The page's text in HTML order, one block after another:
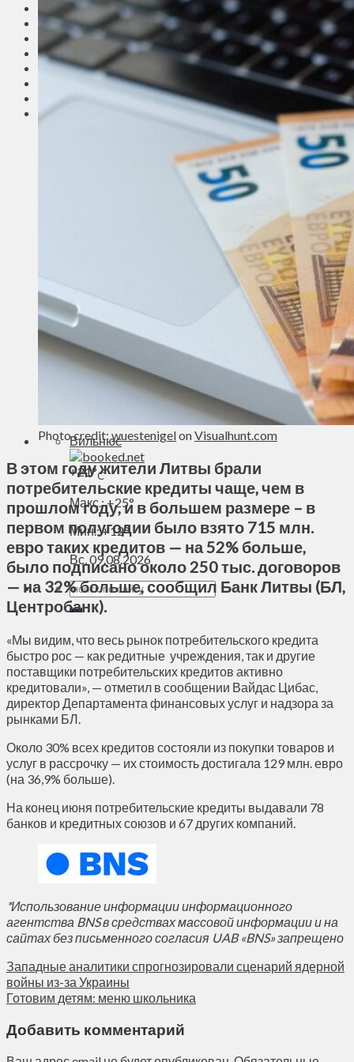
Соседи
Транспорт
Выбор читателей
Калейдоскоп
Армия
Сейм Литвы
Культура
Больше
Выборы
Агроновости
Едим дома
Ищу семью
Духовное пространство
Спорт
Технологии
Вильнюс
+21°C
Макс.:+25°
Мин.:+12°
Вс, 09.08.2026
Photo credit:wuestenigelonVisualhunt.com
В этом году жители Литвы брали
потребительские кредиты чаще, чем в
прошлом году, и в большем размере – в
первом полугодии было взято 715 млн.
евро таких кредитов — на 52% больше,
было подписано около 250 тыс. договоров
— на 32% больше, сообщил Банк Литвы (БЛ,
Центробанк).
«Мы видим, что весь рынок потребительского кредита
быстро рос — как редитные учреждения, так и другие
поставщики потребительских кредитов активно
кредитовали», — отметил в сообщении Вайдас Цибас,
директор Департамента финансовых услуг и надзора за
рынками БЛ.
Около 30% всех кредитов состояли из покупки товаров и
услуг в рассрочку — их стоимость достигала 129 млн. евро
(на 36,9% больше).
На конец июня потребительские кредиты выдавали 78
банков и кредитных союзов и 67 других компаний.
*Использование информации информационного
агентства BNS в средствах массовой информации и на
сайтах без письменного согласия UAB «BNS» запрещено
Западные аналитики спрогнозировали сценарий ядерной
войны из-за Украины
Готовим детям: меню школьника
Добавить комментарий